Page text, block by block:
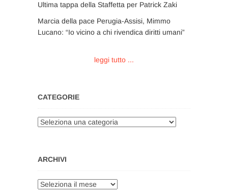
Ultima tappa della Staffetta per Patrick Zaki
Marcia della pace Perugia-Assisi, Mimmo
Lucano: “Io vicino a chi rivendica diritti umani”
leggi tutto ...
CATEGORIE
Categorie
ARCHIVI
Archivi